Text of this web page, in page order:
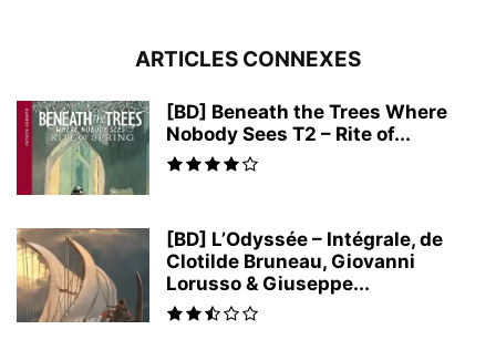
ARTICLES CONNEXES
[BD] Beneath the Trees Where
Nobody Sees T2 – Rite of...
[BD] L’Odyssée – Intégrale, de
Clotilde Bruneau, Giovanni
Lorusso & Giuseppe...